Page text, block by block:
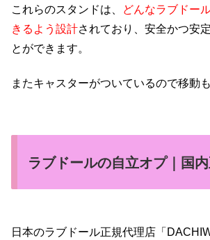
これらのスタンドは、
どんなラブドー
きるよう設計されており、安全かつ安
とができます。
またキャスターがついているので移動
ラブドールの自立オプ｜国
日本のラブドール正規代理店「